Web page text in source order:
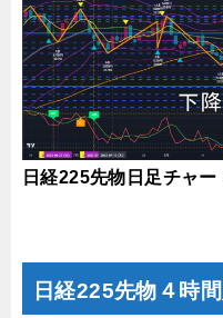
日経225先物日足チャー
日経225先物４時